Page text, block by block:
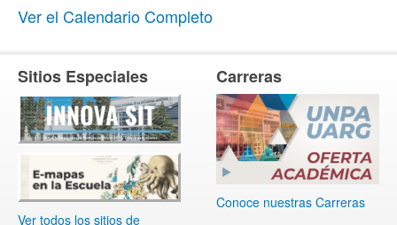
Ver el Calendario Completo
Sitios Especiales
Ver todos los sitios de
Carreras
Conoce nuestras Carreras